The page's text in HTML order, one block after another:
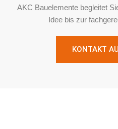
AKC Bauelemente begleitet
Idee bis zur
KONTAKT